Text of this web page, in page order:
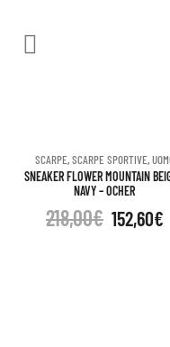
SCARPE,SCARPE SPORTIVE,
SNEAKER FLOWER MOUNTAIN
NAVY – OCHER
218,00€ 152,60€